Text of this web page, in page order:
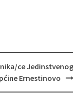
ce Jedinstvenog
Ernestinovo